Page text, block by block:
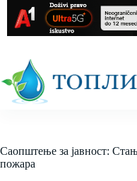
content
Саопштење за јавност:
пожара